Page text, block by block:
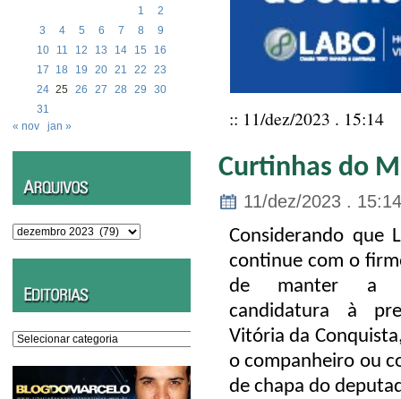
1
2
3
4 5 6 7 8
9
10
11 12 13 14 15
16
17
18 19 20 21 22
23
24 25 26 27 28 29
30
31
« nov
jan »
Arquivos
Editorias
:: 11/dez/2023 . 15:14
Curtinhas do
11/dez/2023 . 15:14
Considerando que
continue com o
de manter a
candidatura à
Vitória da
o companheiro ou
de chapa do